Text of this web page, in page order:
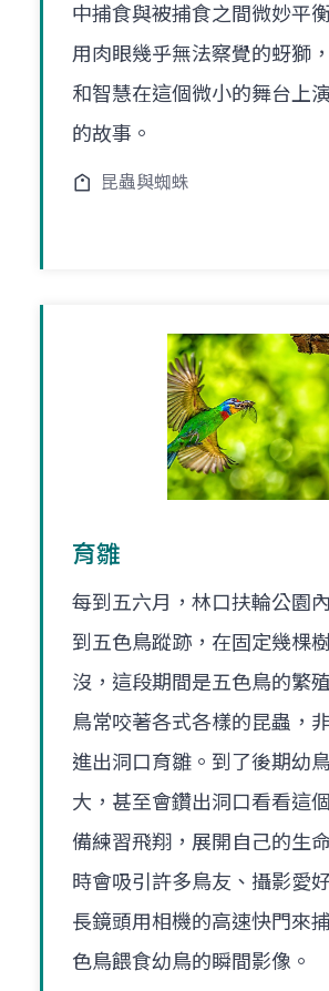
中捕食與被捕食之間微妙平
用肉眼幾乎無法察覺的蚜獅
和智慧在這個微小的舞台上
的故事。
昆蟲與蜘蛛
育雛
每到五六月，林口扶輪公園
到五色鳥蹤跡，在固定幾棵
沒，這段期間是五色鳥的繁
鳥常咬著各式各樣的昆蟲，
進出洞口育雛。到了後期幼
大，甚至會鑽出洞口看看這
備練習飛翔，展開自己的生
時會吸引許多鳥友、攝影愛
長鏡頭用相機的高速快門來
色鳥餵食幼鳥的瞬間影像。